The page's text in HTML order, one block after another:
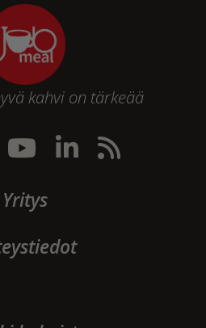
kahvi on tärkeää
Yritys